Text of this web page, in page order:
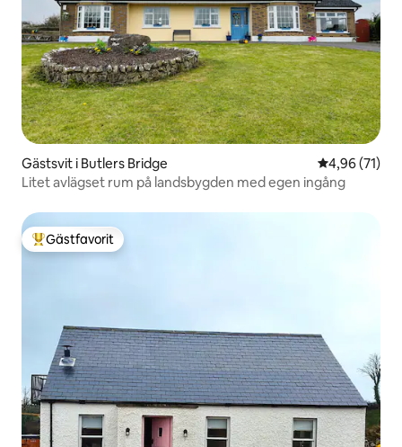
Gästsvit i Butlers Bridge 4,96 av 5 i
4,96 (71)
Litet avlägset rum på landsbygden med egen ingång
Populär gästfavorit
Gästfavorit